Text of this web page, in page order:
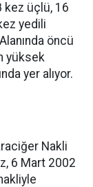
kez üçlü, 16
yedili
öncü
yüksek
yer alıyor.
Nakli
6 Mart 2002